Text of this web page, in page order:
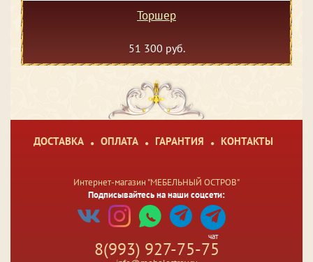
Торшер
51 300 руб.
ДОСТАВКА ОПЛАТА ГАРАНТИЯ КОНТАКТЫ
Интернет-магазин "МЕБЕЛЬНЫЙ ОСТРОВ"
Подписывайтесь на наши соцсети:
чат
8(993) 927-75-75